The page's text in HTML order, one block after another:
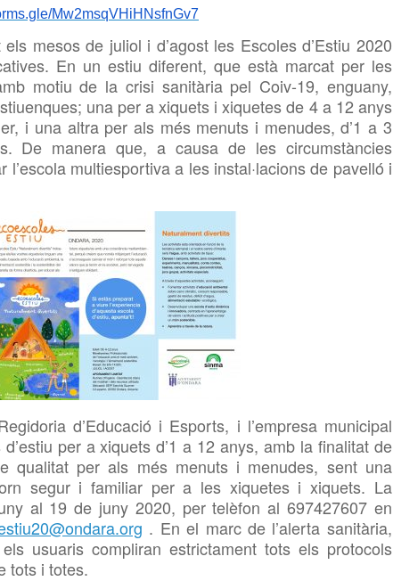
Mw2msqVHiHNsfnGv7
mesos de juliol i d’agost les Escoles d’Estiu 2020
En un estiu diferent, que està marcat per les
motiu de la crisi sanitària pel Coiv-19, enguany,
una per a xiquets i xiquetes de 4 a 12 anys
i una altra per als més menuts i menudes, d’1 a 3
De manera que, a causa de les circumstàncies
l’escola multiesportiva a les instal·lacions de pavelló i
d’Educació i Esports, i l’empresa municipal
per a xiquets d’1 a 12 anys, amb la finalitat de
qualitat per als més menuts i menudes, sent una
segur i familiar per a les xiquetes i xiquets. La
al 19 de juny 2020, per telèfon al 697427607 en
. En el marc de l’alerta sanitària,
usuaris compliran estrictament tots els protocols
tots i totes.